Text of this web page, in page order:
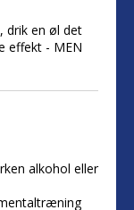
drik en øl det
effekt - MEN
alkohol eller